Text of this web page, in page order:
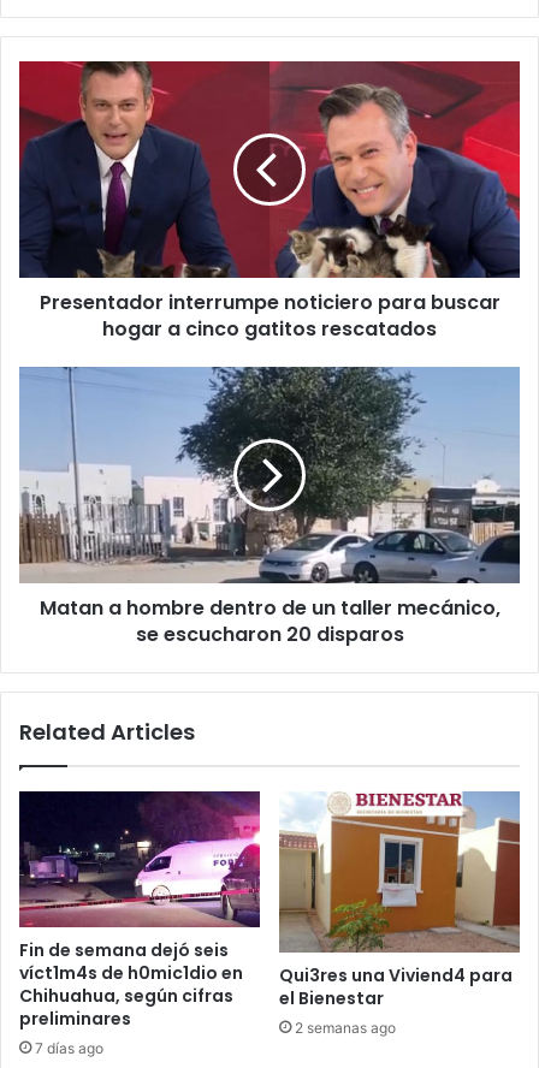
Presentador
interrumpe
noticiero
para
buscar
cinco
gatitos
rescatados
Presentador interrumpe noticiero para buscar
hogar a cinco gatitos rescatados
hombre
de
un
taller
mecánico,
se
escucharon
Matan a hombre dentro de un taller mecánico,
se escucharon 20 disparos
Related Articles
Fin de semana dejó seis
víct1m4s de h0mic1dio en
Chihuahua, según cifras
preliminares
7 días ago
Qui3res una Viviend4 para
el Bienestar
2 semanas ago